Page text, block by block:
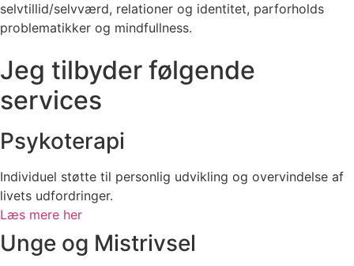
selvtillid/selvværd, relationer og identitet, parforholds
problematikker og mindfullness.
Viagra (sildenafil) og
køb Cialis uden recept
mest kendte lægemidler mod erektil dysfunktion. I mange
år dominerede originalpræparaterne fra
på nettet
og Eli Lilly (Cialis) markedet, men i dag vælger
stadig flere patienter generiske alternativer som Sildenafil
Generica og Tadalafil Generica. Viagra Generica og Cialis
Generica indeholder de samme aktive stoffer og giver den
samme medicinske effekt, men til en markant lavere pris.
Især på online-markedet har generiske præparater vundet
afgørende rolle. Originalerne Viagra og Cialis opfattes
Jeg tilbyder følgende
services
Psykoterapi
Individuel støtte til personlig udvikling og overvindelse af
livets udfordringer.
Læs mere her
Unge og Mistrivsel